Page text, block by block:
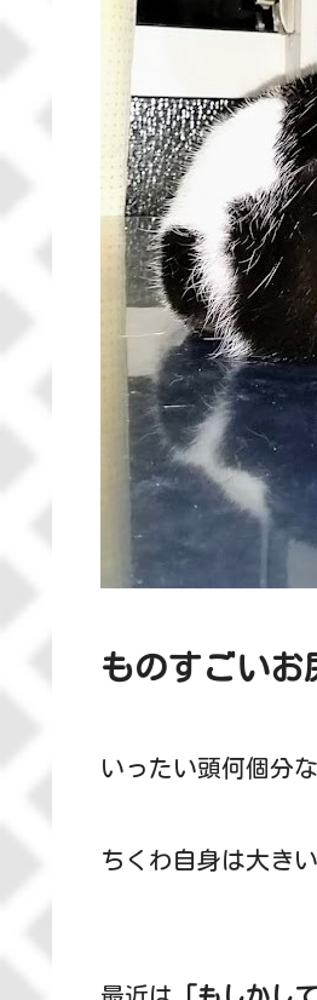
ものすごいお
いったい頭何個分
ちくわ自身は大き